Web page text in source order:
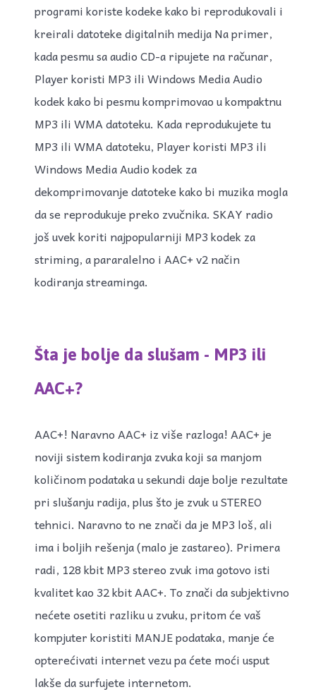
programi koriste kodeke kako bi reprodukovali i
kreirali datoteke digitalnih medija Na primer,
kada pesmu sa audio CD-a ripujete na računar,
Player koristi MP3 ili Windows Media Audio
kodek kako bi pesmu komprimovao u kompaktnu
MP3 ili WMA datoteku. Kada reprodukujete tu
MP3 ili WMA datoteku, Player koristi MP3 ili
Windows Media Audio kodek za
dekomprimovanje datoteke kako bi muzika mogla
da se reprodukuje preko zvučnika. SKAY radio
još uvek koriti najpopularniji MP3 kodek za
striming, a pararalelno i AAC+ v2 način
kodiranja streaminga.
Šta je bolje da slušam - MP3 ili
AAC+?
AAC+! Naravno AAC+ iz više razloga! AAC+ je
noviji sistem kodiranja zvuka koji sa manjom
količinom podataka u sekundi daje bolje rezultate
pri slušanju radija, plus što je zvuk u STEREO
tehnici. Naravno to ne znači da je MP3 loš, ali
ima i boljih rešenja (malo je zastareo). Primera
radi, 128 kbit MP3 stereo zvuk ima gotovo isti
kvalitet kao 32 kbit AAC+. To znači da subjektivno
nećete osetiti razliku u zvuku, pritom će vaš
kompjuter koristiti MANJE podataka, manje će
opterećivati internet vezu pa ćete moći usput
lakše da surfujete internetom.